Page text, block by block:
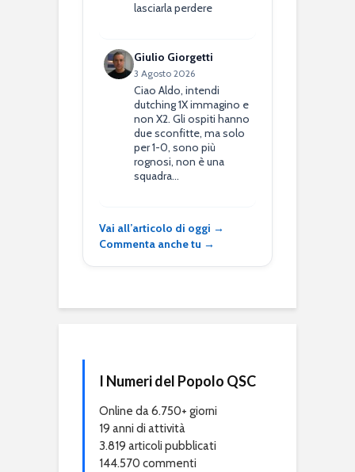
lasciarla perdere
Giulio Giorgetti
3 Agosto 2026
Ciao Aldo, intendi
dutching 1X immagino e
non X2. Gli ospiti hanno
due sconfitte, ma solo
per 1-0, sono più
rognosi, non è una
squadra…
Vai all’articolo di oggi →
Commenta anche tu →
I Numeri del Popolo QSC
Online da 6.750+ giorni
19 anni di attività
3.819 articoli pubblicati
144.570 commenti